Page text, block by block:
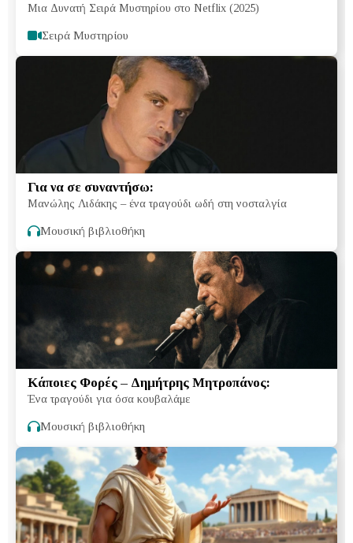
Μια Δυνατή Σειρά Μυστηρίου στο Netflix (2025)
Σειρά Μυστηρίου
Για να σε συναντήσω:
Μανώλης Λιδάκης – ένα τραγούδι ωδή στη νοσταλγία
Μουσική βιβλιοθήκη
Κάποιες Φορές – Δημήτρης Μητροπάνος:
Ένα τραγούδι για όσα κουβαλάμε
Μουσική βιβλιοθήκη